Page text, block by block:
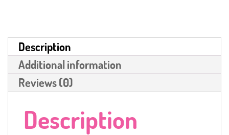
Description
Additional information
Reviews (0)
Description